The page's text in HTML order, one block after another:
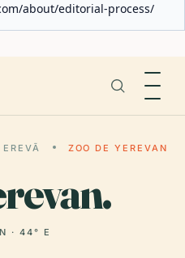
about/editorial-process/
EREVÃ ZOO DE YEREVAN
· 44° E